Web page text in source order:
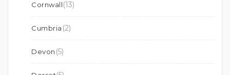
Cornwall(13)
Cumbria (2)
Devon (5)